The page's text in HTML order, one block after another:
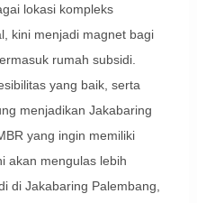
lokasi kompleks
kini menjadi magnet bagi
rumah subsidi.
yang baik, serta
menjadikan Jakabaring
yang ingin memiliki
akan mengulas lebih
di Jakabaring Palembang,